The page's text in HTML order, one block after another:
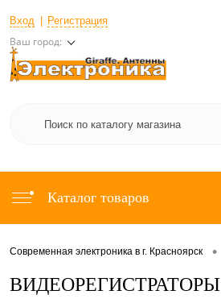
Вход Регистрация
Ваш город:
Каталог товаров
Современная электроника в г. Красноярск •
ВИДЕОРЕГИСТРАТОРЫ